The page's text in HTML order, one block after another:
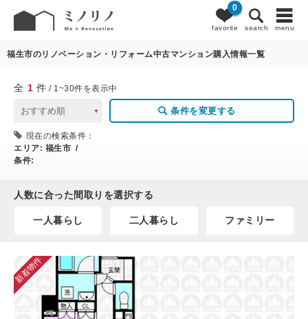
favorite
0
search menu
1 条件変更
福生市のリノベーション・リフォーム中古マンション購入情報一覧
全 1 件 / 1~30件を表示中
条件を変更する
現在の検索条件：
エリア: 福生市 /
条件:
人数に合った間取りを選択する
一人暮らし 二人暮らし ファミリー
新着物件